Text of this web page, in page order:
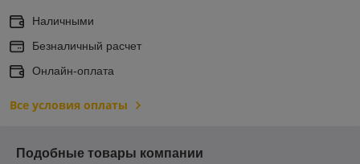
Наличными
Безналичный расчет
Онлайн-оплата
Все условия оплаты
Подобные товары компании